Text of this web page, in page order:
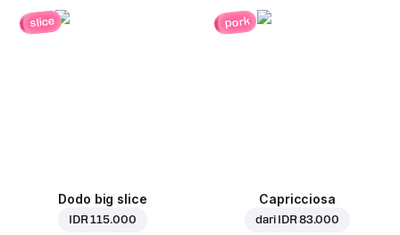
slice
Dodo big slice
IDR 115.000
pork
Capricciosa
dari IDR 83.000